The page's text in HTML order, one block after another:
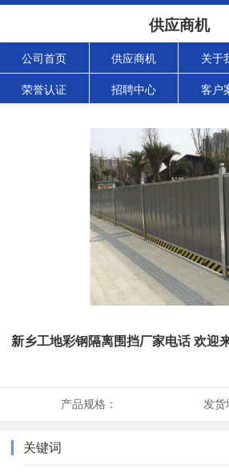
供应商机
公司首页 供应商机 关于
荣誉认证 招聘中心 客户
新乡工地彩钢隔离围挡厂家电话 欢迎
产品规格： 发货
关键词